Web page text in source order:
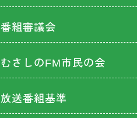
番組審議会
むさしのFM市民の会
放送番組基準